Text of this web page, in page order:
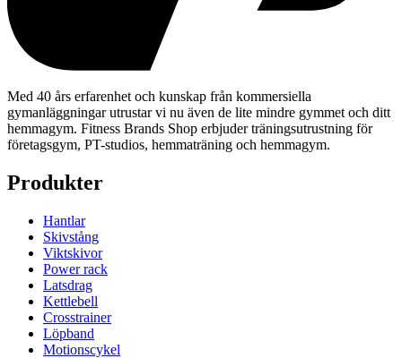
Med 40 års erfarenhet och kunskap från kommersiella
gymanläggningar utrustar vi nu även de lite mindre gymmet och ditt
hemmagym. Fitness Brands Shop erbjuder träningsutrustning för
företagsgym, PT-studios, hemmaträning och hemmagym.
Produkter
Hantlar
Skivstång
Viktskivor
Power rack
Latsdrag
Kettlebell
Crosstrainer
Löpband
Motionscykel